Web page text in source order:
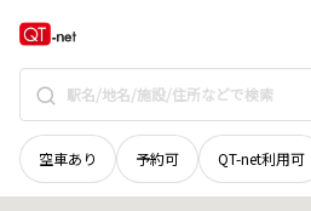
空車あり 予約可 QT-net利用可
広島県